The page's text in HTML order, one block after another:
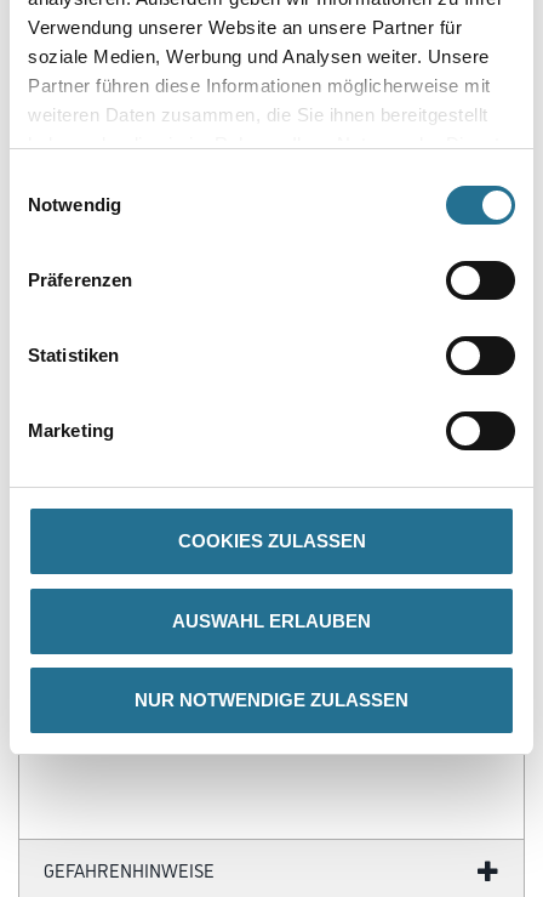
Verwendung unserer Website an unsere Partner für
soziale Medien, Werbung und Analysen weiter. Unsere
Partner führen diese Informationen möglicherweise mit
weiteren Daten zusammen, die Sie ihnen bereitgestellt
haben oder die sie im Rahmen Ihrer Nutzung der Dienste
Notwendig
Präferenzen
Statistiken
Marketing
COOKIES ZULASSEN
AUSWAHL ERLAUBEN
NUR NOTWENDIGE ZULASSEN
Gebinde
PRODUKTEIGENSCHAFTEN
- Über 100 Motive für jeden Geschmack
- Farblich anpassbare Tapetenmotive
- Hochwertige Trägermaterialien
- Ihr Fotomotiv auf Tapete
- Zertifizierte Faservliese
- Umweltfreundliche Latexfarben
GEFAHRENHINWEISE